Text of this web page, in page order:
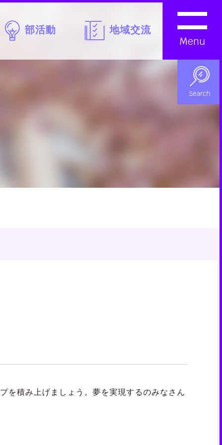
部活動 地域交流
を積み上げましょう。夢を実現するのみなさん